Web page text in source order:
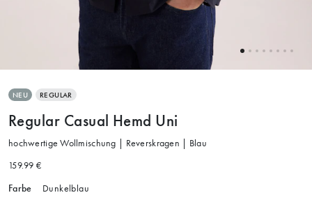
NEU REGULAR
Regular Casual Hemd Uni
hochwertige Wollmischung | Reverskragen | Blau
159.99 €
Farbe Dunkelblau